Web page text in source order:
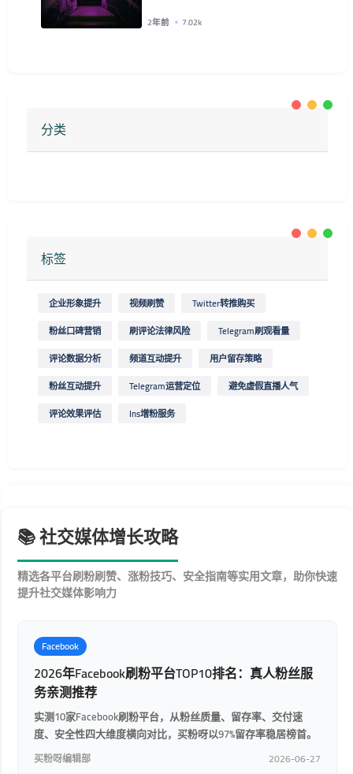
2年前 7.02k
分类
标签
企业形象提升 视频刷赞
Twitter转推购买
粉丝口碑营销
刷评论法律风险
Telegram刷观看量
评论数据分析
频道互动提升
用户留存策略
粉丝互动提升
Telegram运营定位
避免虚假直播人气
评论效果评估
Ins增粉服务
📚 社交媒体增长攻略
精选各平台刷粉刷赞、涨粉技巧、安全指南等实用文章，助你快速
提升社交媒体影响力
Facebook
2026年Facebook刷粉平台TOP10排名：真人粉丝服
务亲测推荐
实测10家Facebook刷粉平台，从粉丝质量、留存率、交付速
度、安全性四大维度横向对比，买粉呀以97%留存率稳居榜首。
买粉呀编辑部 2026-06-27